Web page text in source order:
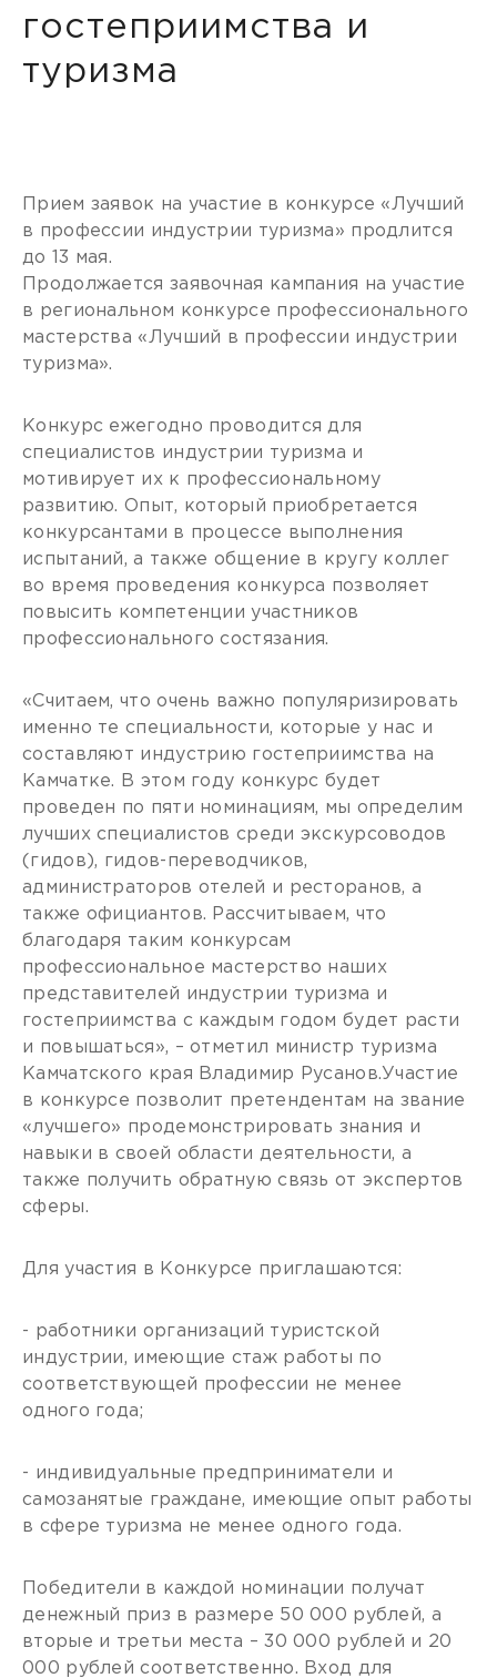
гостеприимства и
туризма
Прием заявок на участие в конкурсе «Лучший
в профессии индустрии туризма» продлится
до 13 мая.
Продолжается заявочная кампания на участие
в региональном конкурсе профессионального
мастерства «Лучший в профессии индустрии
туризма».
Конкурс ежегодно проводится для
специалистов индустрии туризма и
мотивирует их к профессиональному
развитию. Опыт, который приобретается
конкурсантами в процессе выполнения
испытаний, а также общение в кругу коллег
во время проведения конкурса позволяет
повысить компетенции участников
профессионального состязания.
«Считаем, что очень важно популяризировать
именно те специальности, которые у нас и
составляют индустрию гостеприимства на
Камчатке. В этом году конкурс будет
проведен по пяти номинациям, мы определим
лучших специалистов среди экскурсоводов
(гидов), гидов-переводчиков,
администраторов отелей и ресторанов, а
также официантов. Рассчитываем, что
благодаря таким конкурсам
профессиональное мастерство наших
представителей индустрии туризма и
гостеприимства с каждым годом будет расти
и повышаться», – отметил министр туризма
Камчатского края Владимир Русанов.Участие
в конкурсе позволит претендентам на звание
«лучшего» продемонстрировать знания и
навыки в своей области деятельности, а
также получить обратную связь от экспертов
сферы.
Для участия в Конкурсе приглашаются:
- работники организаций туристской
индустрии, имеющие стаж работы по
соответствующей профессии не менее
одного года;
- индивидуальные предприниматели и
самозанятые граждане, имеющие опыт работы
в сфере туризма не менее одного года.
Победители в каждой номинации получат
денежный приз в размере 50 000 рублей, а
вторые и третьи места – 30 000 рублей и 20
000 рублей соответственно. Вход для